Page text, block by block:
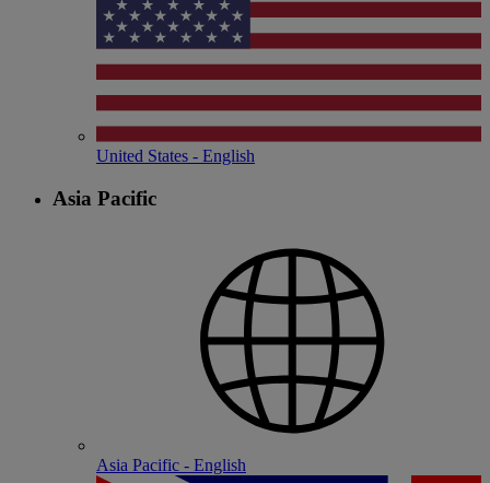
United States - English
Asia Pacific
Asia Pacific - English